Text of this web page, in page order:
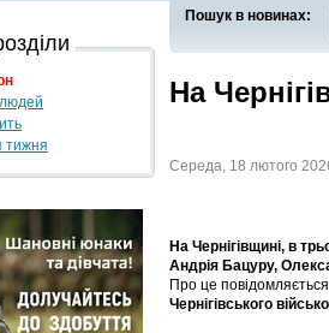
Пошук в новинах:
На
Середа, 18 лютого
На Чернігівщині, в
Андрія Бацуру,
Про це
Чернігівського
тижня